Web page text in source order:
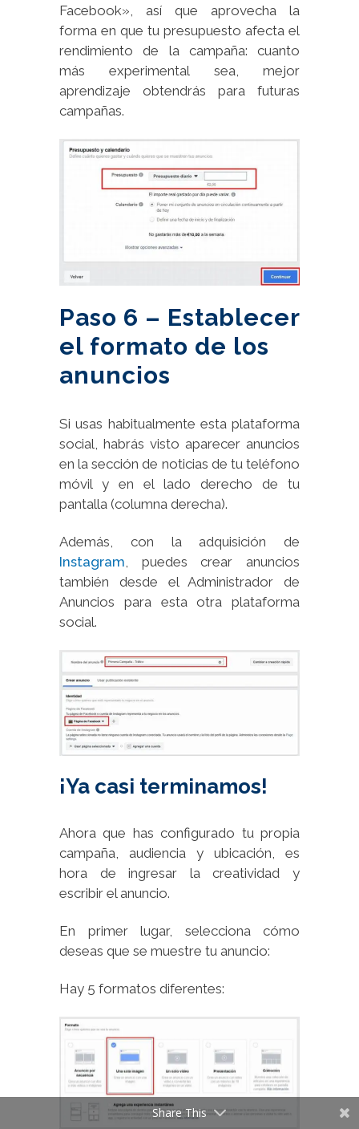
Facebook», así que aprovecha la
forma en que tu presupuesto afecta el
rendimiento de la campaña: cuanto
más experimental sea, mejor
aprendizaje obtendrás para futuras
campañas.
Paso 6 – Establecer
el formato de los
anuncios
Si usas habitualmente esta plataforma
social, habrás visto aparecer anuncios
en la sección de noticias de tu teléfono
móvil y en el lado derecho de tu
pantalla (columna derecha).
Además, con la adquisición de
Instagram , puedes crear anuncios
también desde el Administrador de
Anuncios para esta otra plataforma
social.
¡Ya casi terminamos!
Ahora que has configurado tu propia
campaña, audiencia y ubicación, es
hora de ingresar la creatividad y
escribir el anuncio.
En primer lugar, selecciona cómo
deseas que se muestre tu anuncio:
Hay 5 formatos diferentes:
Share This